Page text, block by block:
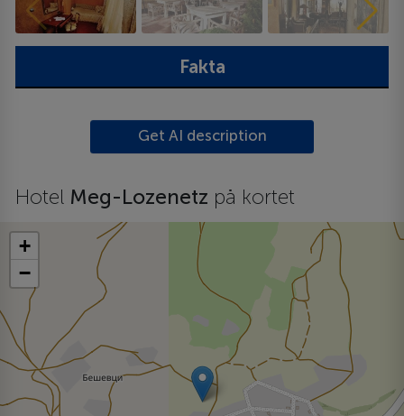
Fakta
Get AI description
Hotel Meg-Lozenetz på kortet
+
−